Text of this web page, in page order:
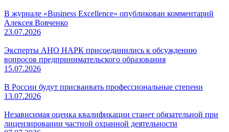
В журнале «Business Excellence» опубликован комментарий
Алексея Вовченко
23.07.2026
Эксперты АНО НАРК присоединились к обсуждению
вопросов предпринимательского образования
15.07.2026
В России будут присваивать профессиональные степени
13.07.2026
Независимая оценка квалификации станет обязательной при
лицензировании частной охранной деятельности